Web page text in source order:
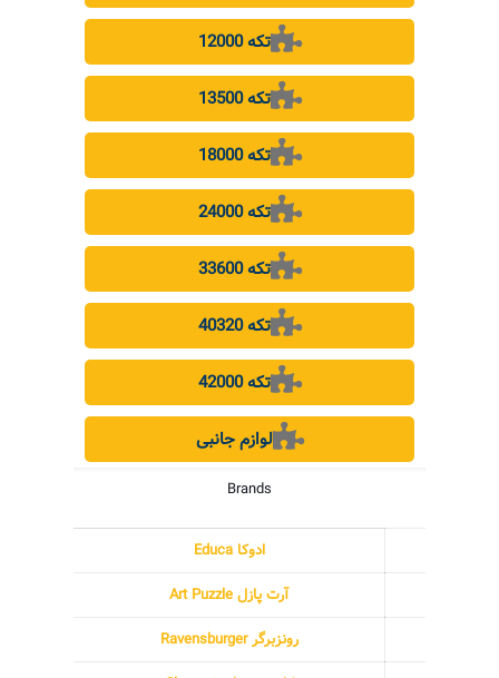
12000 تکه
13500 تکه
18000 تکه
24000 تکه
33600 تکه
40320 تکه
42000 تکه
لوازم جانبی
Brands
ادوکا Educa
آرت پازل Art Puzzle
رونزبرگر Ravensburger